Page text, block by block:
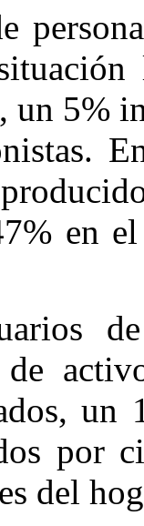
un 5%
en
un
por
del